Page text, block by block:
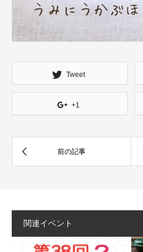
Tweet
+1
関連イベント